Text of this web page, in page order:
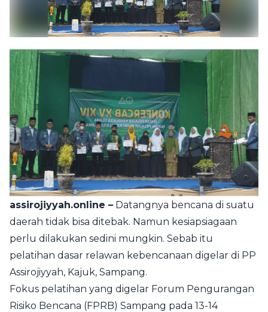
assirojiyyah.online – Datangnya bencana di suatu
daerah tidak bisa ditebak. Namun kesiapsiagaan
perlu dilakukan sedini mungkin. Sebab itu
pelatihan dasar relawan kebencanaan digelar di PP
Assirojiyyah, Kajuk, Sampang.
Fokus pelatihan yang digelar Forum Pengurangan
Risiko Bencana (FPRB) Sampang pada 13-14